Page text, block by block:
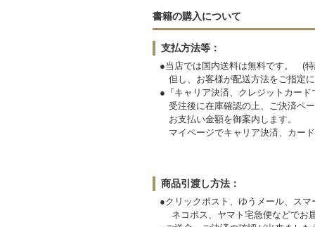
書籍の購入について
支払方法等：
●当店では国内送料は無料です。 (
但し、お客様が配送方法をご指定
●『キャリア決済、クレジットカード
受注後に在庫確認の上、ご決済ペ
お支払い金額を御案内します。
マイページでキャリア決済、カー
商品引渡し方法：
●クリックポスト、ゆうメール、ス
ネコポス、ヤマト宅急便などでお